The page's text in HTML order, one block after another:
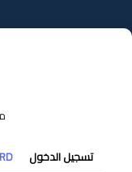
إلى
المحتوى
التبويبات
تسجيل الدخول